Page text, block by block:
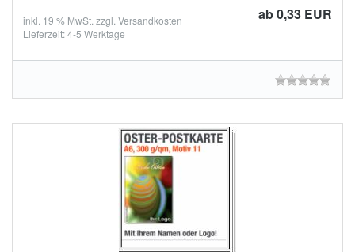
ab 0,33 EUR
inkl. 19 % MwSt. zzgl. Versandkosten
Lieferzeit: 4-5 Werktage